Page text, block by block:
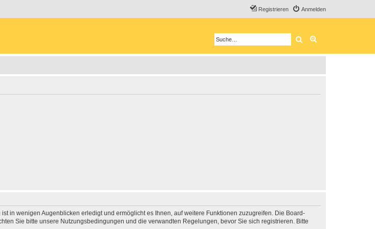
Anmelden
Registrieren
Suche
in wenigen Augenblicken erledigt und ermöglicht es Ihnen, auf weitere Funktionen zuzugreifen. Die Board-
Sie bitte unsere Nutzungsbedingungen und die verwandten Regelungen, bevor Sie sich registrieren. Bitte